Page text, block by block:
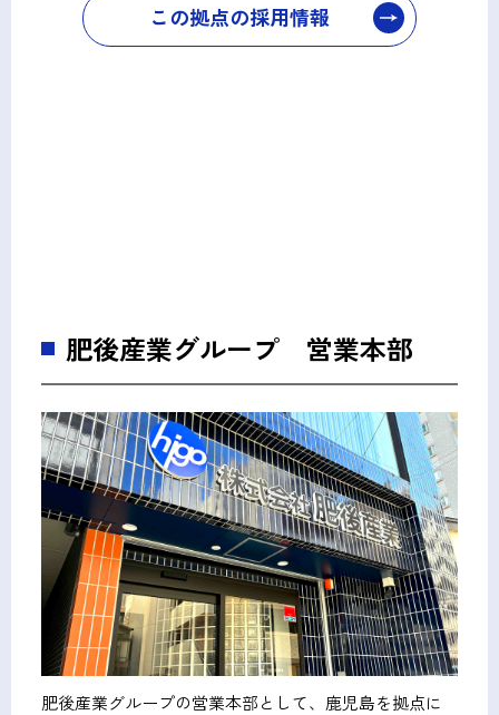
この拠点の採用情報
肥後産業グループ 営業本部
肥後産業グループの営業本部として、鹿児島を拠点に